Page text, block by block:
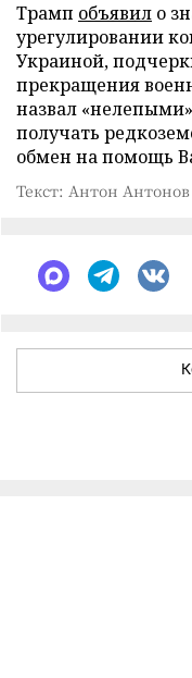
Трамп объявил о
урегулировании
Украиной,
прекращения
назвал
получать
обмен на помощь
Текст: Антон Антонов